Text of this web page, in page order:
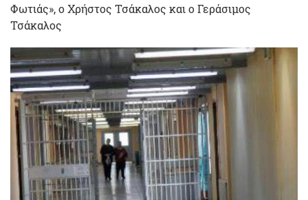
Φωτιάς», ο Χρήστος Τσάκαλος και ο Γεράσιμος
Τσάκαλος